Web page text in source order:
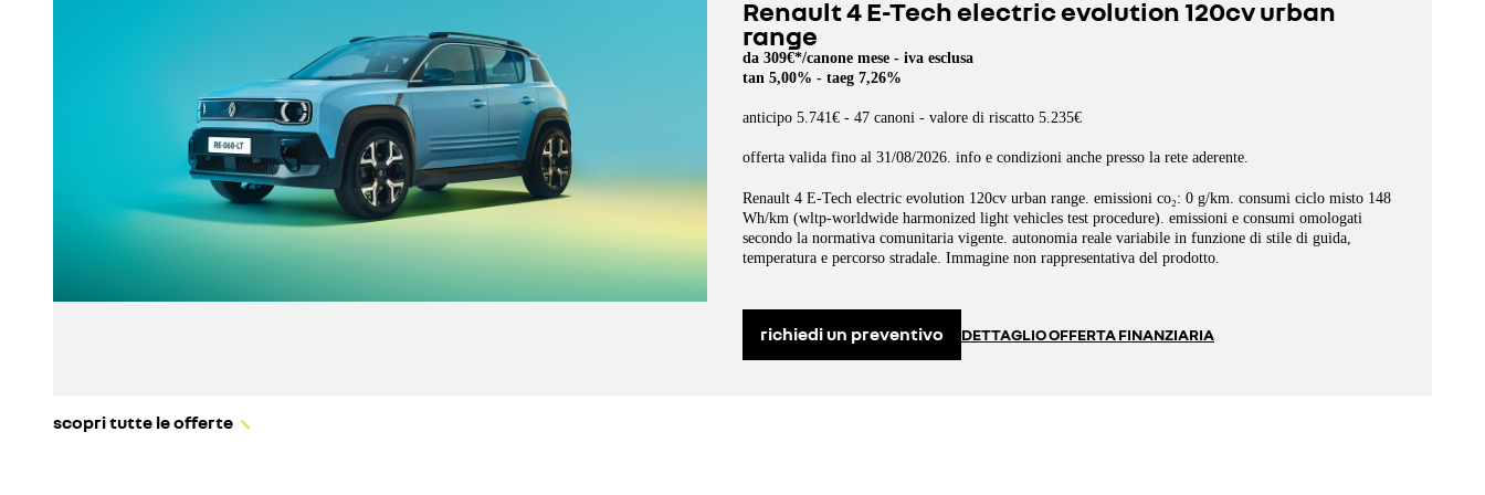
Renault 4 E-Tech electric evolution 120cv urban
range
da 309€*/canone mese - iva esclusa
tan 5,00% - taeg 7,26%
anticipo 5.741€ - 47 canoni - valore di riscatto 5.235€
offerta valida fino al 31/08/2026. info e condizioni anche presso la rete aderente.
Renault 4 E-Tech electric evolution 120cv urban range. emissioni co₂: 0 g/km. consumi ciclo misto 148
Wh/km (wltp-worldwide harmonized light vehicles test procedure). emissioni e consumi omologati
secondo la normativa comunitaria vigente. autonomia reale variabile in funzione di stile di guida,
temperatura e percorso stradale. Immagine non rappresentativa del prodotto.
richiedi un preventivo DETTAGLIO OFFERTA FINANZIARIA
scopri tutte le offerte